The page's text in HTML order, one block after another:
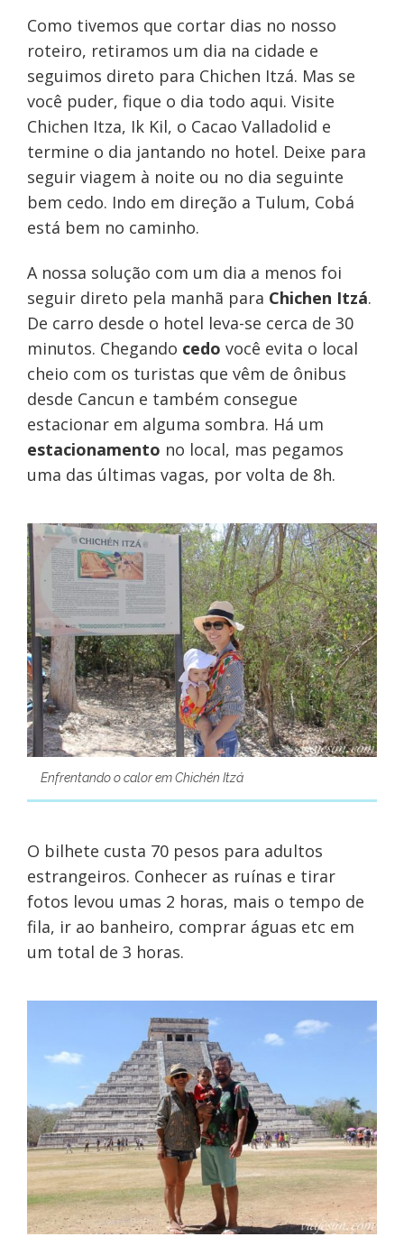
Como tivemos que cortar dias no nosso
roteiro, retiramos um dia na cidade e
seguimos direto para Chichen Itzá. Mas se
você puder, fique o dia todo aqui. Visite
Chichen Itza, Ik Kil, o Cacao Valladolid e
termine o dia jantando no hotel. Deixe para
seguir viagem à noite ou no dia seguinte
bem cedo. Indo em direção a Tulum, Cobá
está bem no caminho.
A nossa solução com um dia a menos foi
seguir direto pela manhã para Chichen Itzá.
De carro desde o hotel leva-se cerca de 30
minutos. Chegando cedo você evita o local
cheio com os turistas que vêm de ônibus
desde Cancun e também consegue
estacionar em alguma sombra. Há um
estacionamento no local, mas pegamos
uma das últimas vagas, por volta de 8h.
Enfrentando o calor em Chichén Itzá
O bilhete custa 70 pesos para adultos
estrangeiros. Conhecer as ruínas e tirar
fotos levou umas 2 horas, mais o tempo de
fila, ir ao banheiro, comprar águas etc em
um total de 3 horas.